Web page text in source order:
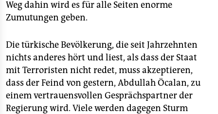
Weg dahin wird es für alle Seiten enorme
Zumutungen geben.
Die türkische Bevölkerung, die seit Jahrzehnten
nichts anderes hört und liest, als dass der Staat
mit Terroristen nicht redet, muss akzeptieren,
dass der Feind von gestern, Abdullah Öcalan, zu
einem vertrauensvollen Gesprächspartner der
Regierung wird. Viele werden dagegen Sturm